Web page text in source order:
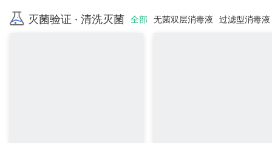
灭菌验证 · 清洗灭菌 全部 无菌双层消毒液 过滤型消毒液